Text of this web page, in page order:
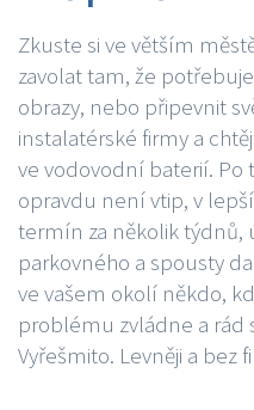
Zkuste si ve větším
zavolat tam, že
obrazy, nebo připevnit
instalatérské firmy a
ve vodovodní baterií. Po
opravdu není vtip, v
termín za několik týdnů,
parkovného a spousty
ve vašem okolí někdo,
problému zvládne a rád
Vyřešmito. Levněji a bez